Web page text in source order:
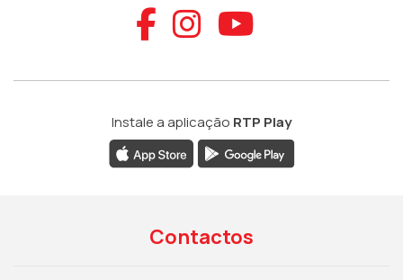
Aceder ao
Aceder ao
Aceder
Instale a aplicação RTP Play
Contactos